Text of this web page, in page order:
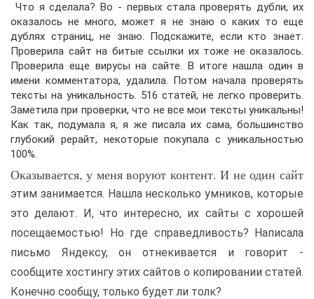
Что я сделала?Во - первых стала проверять дубли, их
оказалось не много, может я не знаю о каких то еще
дублях страниц, не знаю. Подскажите, если кто знает.
Проверила сайт на битые ссылки их тоже не оказалось.
Проверила еще вирусы на сайте. В итоге нашла один в
имени комментатора, удалила. Потом начала проверять
тексты на уникальность. 516 статей, не легко проверить.
Заметила при проверки, что не все мои тексты уникальны!
Как так, подумала я, я же писала их сама, большинство
глубокий рерайт, некоторые покупала с уникальностью
100%.
Оказывается, у меня воруют контент. И не один сайт
этим занимается. Нашла несколько умников, которые
это делают. И, что интересно, их сайты с хорошей
посещаемостью! Но где справедливость? Написала
письмо Яндексу, он отнекивается и говорит -
сообщите хостингу этих сайтов о копировании статей.
Конечно сообщу, только будет ли толк?